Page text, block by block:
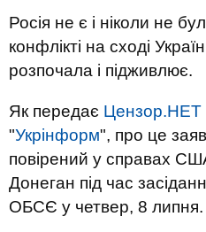
Росія не є і ніколи не
конфлікті на сході
розпочала і підживлює.
Як передає Цензор.НЕТ
"Укрінформ", про це
повірений у справах
Донеган під час
ОБСЄ у четвер, 8 липня.